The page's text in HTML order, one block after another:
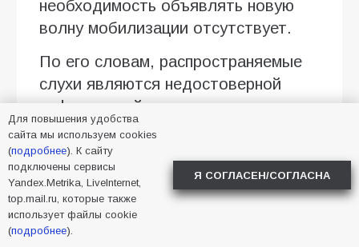
необходимость объявлять новую
волну мобилизации отсутствует.
По его словам, распространяемые
слухи являются недостоверной
информацией, а комплектование
Вооружённых сил продолжается
преимущественно за счёт
добровольцев и граждан,
заключающих контракты с
Министерством обороны.
Для повышения удобства
сайта мы используем cookies
(подробнее). К сайту
подключены сервисы
Yandex.Metrika, LiveInternet,
top.mail.ru, которые также
использует файлы cookie
(подробнее).
Я СОГЛАСЕН/СОГЛАСНА